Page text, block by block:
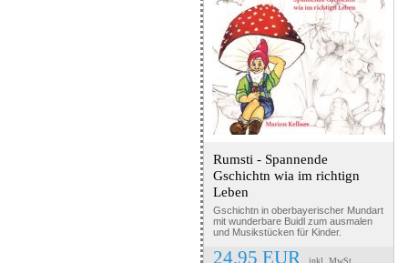
Rumsti - Spannende
Gschichtn wia im richtign
Leben
Gschichtn in oberbayerischer Mundart
mit wunderbare Buidl zum ausmalen
und Musikstücken für Kinder.
24,95 EUR inkl. MwSt.